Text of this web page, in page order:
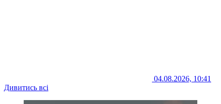
04.08.2026, 10:41
Дивитись всі